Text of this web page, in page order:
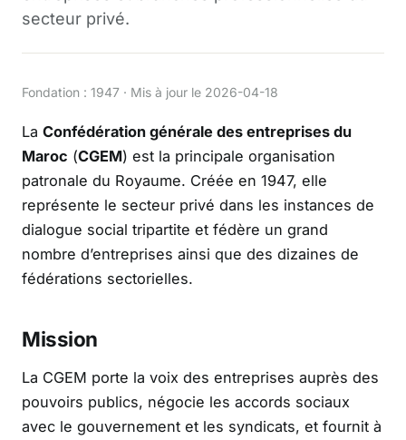
secteur privé.
Fondation : 1947 · Mis à jour le 2026-04-18
La Confédération générale des entreprises du
Maroc (CGEM) est la principale organisation
patronale du Royaume. Créée en 1947, elle
représente le secteur privé dans les instances de
dialogue social tripartite et fédère un grand
nombre d’entreprises ainsi que des dizaines de
fédérations sectorielles.
Mission
La CGEM porte la voix des entreprises auprès des
pouvoirs publics, négocie les accords sociaux
avec le gouvernement et les syndicats, et fournit à